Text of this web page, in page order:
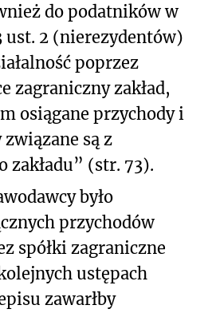
do podatników w
2 (nierezydentów)
poprzez
zagraniczny zakład,
osiągane przychody i
są z
zakładu” (str. 73).
było
przychodów
spółki zagraniczne
ustępach
zawarłby